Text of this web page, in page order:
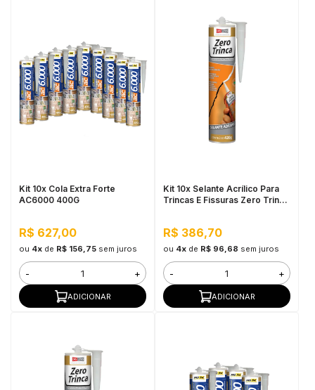
Kit 10x Cola Extra Forte
AC6000 400G
R$ 627,00
ou 4xde R$ 156,75 sem juros
- +
ADICIONAR
Kit 10x Selante Acrílico Para
Trincas E Fissuras Zero Trinca
R$ 386,70
ou 4xde R$ 96,68 sem juros
- +
ADICIONAR